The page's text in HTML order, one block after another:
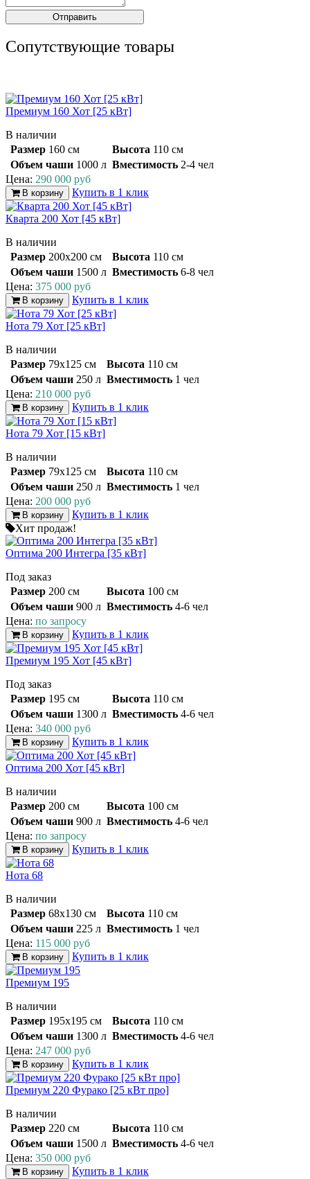
Сопутствующие товары
Премиум 160 Хот [25 кВт]
В наличии
Размер 160 см Высота 110 см
Объем чаши 1000 л Вместимость 2-4 чел
Цена: 290 000 руб
В корзину Купить в 1 клик
Кварта 200 Хот [45 кВт]
В наличии
Размер 200x200 см Высота 110 см
Объем чаши 1500 л Вместимость 6-8 чел
Цена: 375 000 руб
В корзину Купить в 1 клик
Нота 79 Хот [25 кВт]
В наличии
Размер 79х125 см Высота 110 см
Объем чаши 250 л Вместимость 1 чел
Цена: 210 000 руб
В корзину Купить в 1 клик
Нота 79 Хот [15 кВт]
В наличии
Размер 79х125 см Высота 110 см
Объем чаши 250 л Вместимость 1 чел
Цена: 200 000 руб
В корзину
Купить в 1 клик
Хит продаж!
Оптима 200 Интегра [35 кВт]
Под заказ
Размер 200 см Высота 100 см
Объем чаши 900 л Вместимость 4-6 чел
Цена: по запросу
В корзину Купить в 1 клик
Премиум 195 Хот [45 кВт]
Под заказ
Размер 195 см Высота 110 см
Объем чаши 1300 л Вместимость 4-6 чел
Цена: 340 000 руб
В корзину Купить в 1 клик
Оптима 200 Хот [45 кВт]
В наличии
Размер 200 см Высота 100 см
Объем чаши 900 л Вместимость 4-6 чел
Цена: по запросу
В корзину Купить в 1 клик
Нота 68
В наличии
Размер 68х130 см Высота 110 см
Объем чаши 225 л Вместимость 1 чел
Цена: 115 000 руб
В корзину Купить в 1 клик
Премиум 195
В наличии
Размер 195x195 см Высота 110 см
Объем чаши 1300 л Вместимость 4-6 чел
Цена: 247 000 руб
В корзину Купить в 1 клик
Премиум 220 Фурако [25 кВт про]
В наличии
Размер 220 см Высота 110 см
Объем чаши 1500 л Вместимость 4-6 чел
Цена: 350 000 руб
В корзину Купить в 1 клик